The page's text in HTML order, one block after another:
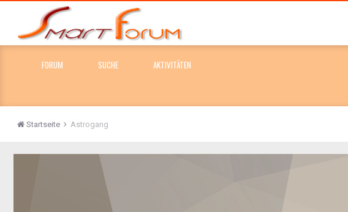
FORUM SUCHE AKTIVITÄTEN
Startseite Astrogang